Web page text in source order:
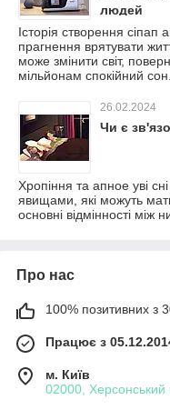
людей
Історія створення сіпап
прагнення врятувати
може змінити світ,
мільйонам спокійний сон.
26.02.2024
Чи є
Хропіння та апное уві
явищами, які можуть
основні відмінності між
Про нас
100% позитивних з
Працює з
м. Київ
02000, Херсонський